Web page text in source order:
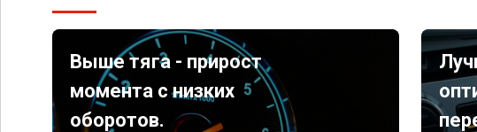
Выше тяга - прирост
момента с низких
оборотов.